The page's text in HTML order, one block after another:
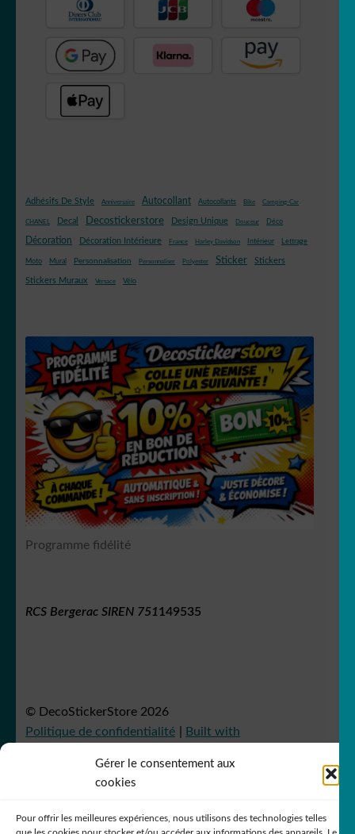
Gérer le consentement aux
cookies
Pour offrir les meilleures expériences, nous utilisons des technologies telles
Adhésifs De Style Anniversaire Autocollant Autocollants Bike Camping-Car
CHANEL Decal Decostickerstore Design Unique Douceur Déco
Décoration Décoration Intérieure France Harley Davidson Intérieur Lettrage
Moto Mural Personnalisation Personnaliser Polyester Sticker Stickers
Stickers Muraux Versace Vélo
Programme fidélité
RCS Bergerac SIREN 751149535
© DecoStickerStore 2026
Politique de confidentialité
Built with